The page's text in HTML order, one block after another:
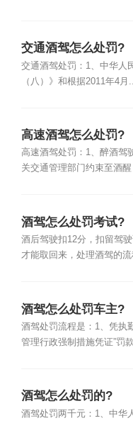
交通酒驾怎么处罚?
交通酒驾处罚：1、中华人
（八）》和根据2011年4月...
高速酒驾怎么处罚?
高速酒驾处罚：1、醉酒驾
关交通管理部门约束至酒
酒驾怎么处罚考试?
酒后驾驶扣12分，扣留驾
才能取回来，处理酒驾的
酒驾怎么处罚车主?
酒驾处罚流程是：1、凭执
管理行政强制措施凭证”罚
酒驾怎么处罚的?
酒驾处罚两千元：1、中华